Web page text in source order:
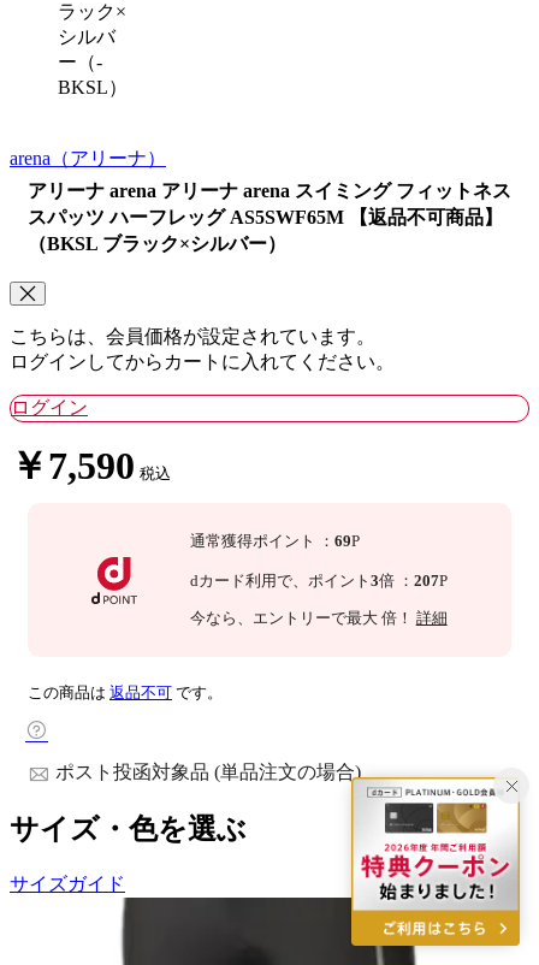
ラック×
シルバ
ー（-
BKSL）
arena （アリーナ）
アリーナ arena アリーナ arena スイミング フィットネス
スパッツ ハーフレッグ AS5SWF65M 【返品不可商品】
（BKSL ブラック×シルバー）
こちらは、会員価格が設定されています。
ログインしてからカートに入れてください。
ログイン
￥7,590 税込
通常獲得ポイント ： 69P
dカード利用で、 ポイント 3倍 ： 207P
今なら 、エントリーで最大 倍！ 詳細
この商品は 返品不可 です。
ポスト投函対象品 (単品注文の場合)
サイズ・色を選ぶ
サイズガイド